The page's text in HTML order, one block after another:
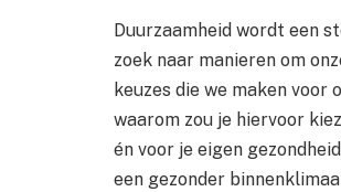
Duurzaamheid wordt een
zoek naar manieren om
keuzes die we maken voor
waarom zou je hiervoor
én voor je eigen
een gezonder